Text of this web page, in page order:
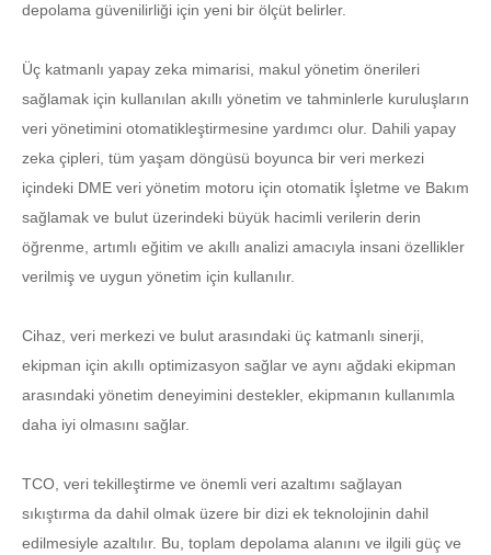
depolama güvenilirliği için yeni bir ölçüt belirler.
Üç katmanlı yapay zeka mimarisi, makul yönetim önerileri
sağlamak için kullanılan akıllı yönetim ve tahminlerle kuruluşların
veri yönetimini otomatikleştirmesine yardımcı olur. Dahili yapay
zeka çipleri, tüm yaşam döngüsü boyunca bir veri merkezi
içindeki DME veri yönetim motoru için otomatik İşletme ve Bakım
sağlamak ve bulut üzerindeki büyük hacimli verilerin derin
öğrenme, artımlı eğitim ve akıllı analizi amacıyla insani özellikler
verilmiş ve uygun yönetim için kullanılır.
Cihaz, veri merkezi ve bulut arasındaki üç katmanlı sinerji,
ekipman için akıllı optimizasyon sağlar ve aynı ağdaki ekipman
arasındaki yönetim deneyimini destekler, ekipmanın kullanımla
daha iyi olmasını sağlar.
TCO, veri tekilleştirme ve önemli veri azaltımı sağlayan
sıkıştırma da dahil olmak üzere bir dizi ek teknolojinin dahil
edilmesiyle azaltılır. Bu, toplam depolama alanını ve ilgili güç ve